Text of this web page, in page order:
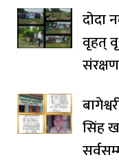
दोदा
वृहत्
सिंह